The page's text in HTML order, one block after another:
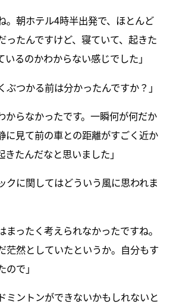
。朝ホテル4時半出発で、ほとんど
ったんですけど、寝ていて、起きた
いるのかわからない感じでした」
つかる前は分かったんですか？」
からなかったです。一瞬何が何だか
に見て前の車との距離がすごく近か
たんだなと思いました」
クに関してはどういう風に思われま
ったく考えられなかったですね。
茫然としていたというか。自分もす
で」
ミントンができないかもしれないと